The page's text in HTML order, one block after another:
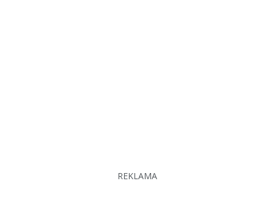
REKLAMA